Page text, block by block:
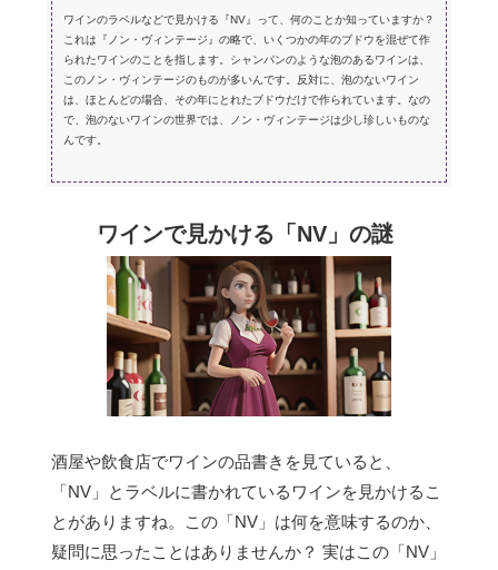
ワインのラベルなどで見かける『NV』って、何のことか知っていますか？
これは『ノン・ヴィンテージ』の略で、いくつかの年のブドウを混ぜて作
られたワインのことを指します。シャンパンのような泡のあるワインは、
このノン・ヴィンテージのものが多いんです。反対に、泡のないワイン
は、ほとんどの場合、その年にとれたブドウだけで作られています。なの
で、泡のないワインの世界では、ノン・ヴィンテージは少し珍しいものな
んです。
ワインで見かける「NV」の謎
酒屋や飲食店でワインの品書きを見ていると、
「NV」とラベルに書かれているワインを見かけるこ
とがありますね。この「NV」は何を意味するのか、
疑問に思ったことはありませんか？ 実はこの「NV」